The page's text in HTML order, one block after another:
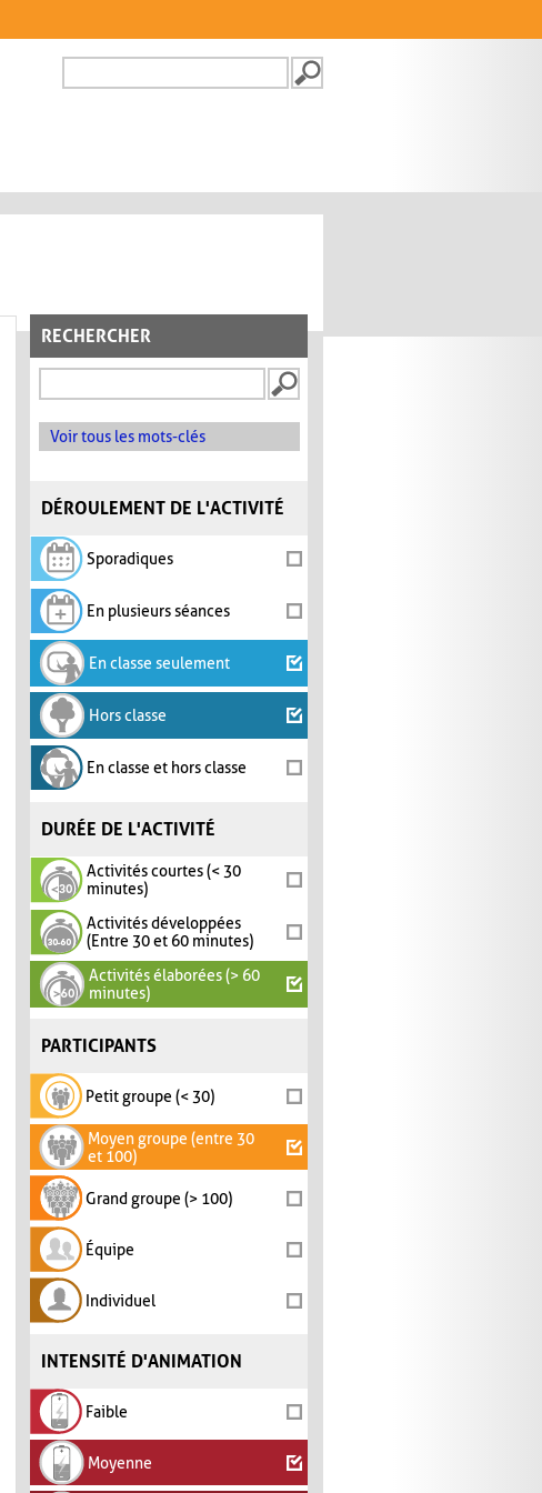
FORMULAIRE DE
RECHERCHER
Voir tous les mots-clés
DÉROULEMENT DE L'ACTIVITÉ
Sporadiques
En plusieurs séances
En classe seulement
Hors classe
En classe et hors classe
DURÉE DE L'ACTIVITÉ
Activités courtes (< 30
minutes)
Activités développées
(Entre 30 et 60 minutes)
Activités élaborées (> 60
minutes)
PARTICIPANTS
Petit groupe (< 30)
Moyen groupe (entre 30
et 100)
Grand groupe (> 100)
Équipe
Individuel
INTENSITÉ D'ANIMATION
Faible
Moyenne